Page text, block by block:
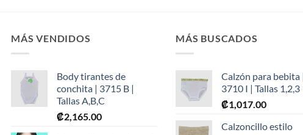
MÁS VENDIDOS
Body tirantes de
conchita | 3715 B |
Tallas A,B,C
₡2,165.00
MÁS BUSCADOS
Calzón para bebita
3710 I | Tallas 1,2,3
₡1,017.00
Calzoncillo estilo